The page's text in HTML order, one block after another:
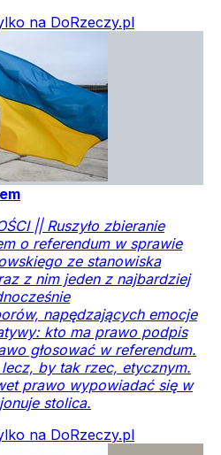
na DoRzeczy.pl
|| Ruszyło zbieranie
o referendum w sprawie
ze stanowiska
z nim jeden z najbardziej
napędzających emocje
kto ma prawo podpis
głosować w referendum.
by tak rzec, etycznym.
prawo wypowiadać się w
stolica.
na DoRzeczy.pl